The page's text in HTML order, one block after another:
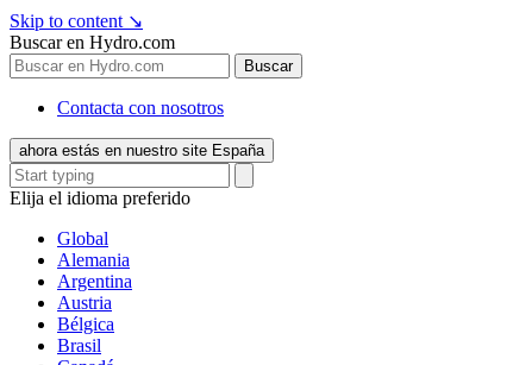
Skip to content ↘
Buscar en Hydro.com
Buscar
Contacta con nosotros
ahora estás en nuestro site España
Elija el idioma preferido
Global
Alemania
Argentina
Austria
Bélgica
Brasil